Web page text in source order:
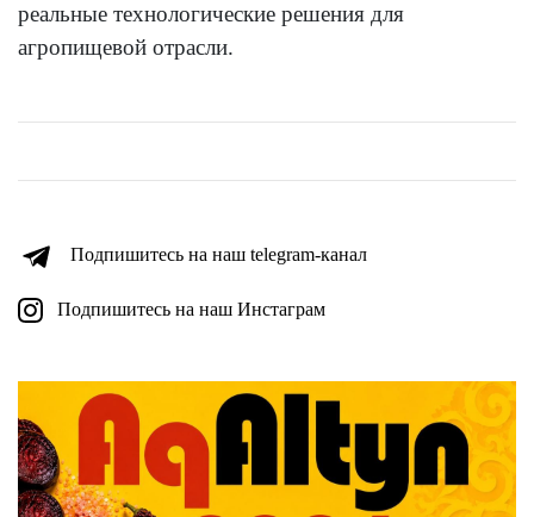
реальные технологические решения для
агропищевой отрасли.
Подпишитесь на наш telegram-канал
Подпишитесь на наш Инстаграм